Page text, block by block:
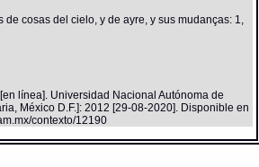
de cosas del cielo, y de ayre, y sus mudanças: 1,
línea]. Universidad Nacional Autónoma de
México D.F.]: 2012 [29-08-2020]. Disponible en
contexto/12190